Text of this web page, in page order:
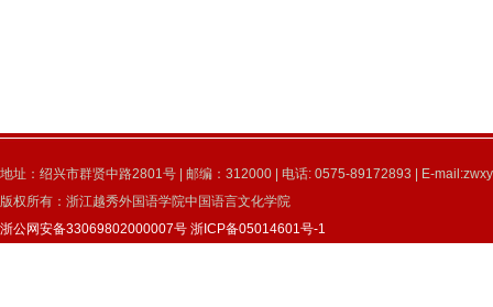
地址：绍兴市群贤中路2801号 | 邮编：312000 | 电话: 0575-89172893 | E-
版权所有：浙江越秀外国语学院中国语言文化学院
浙公网安备33069802000007号 浙ICP备05014601号-1